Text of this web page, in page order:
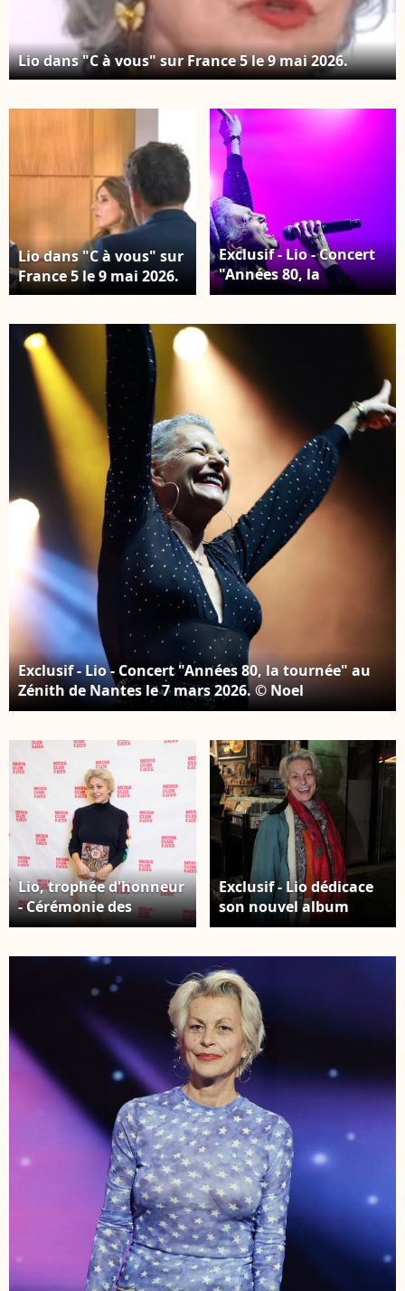
Lio dans "C à vous" sur France 5 le 9 mai 2026.
Lio dans "C à vous" sur
France 5 le 9 mai 2026.
Exclusif - Lio - Concert
"Années 80, la
tournée" au Zénith de
Carrier/Bestimage
Exclusif - Lio - Concert "Années 80, la tournée" au
Zénith de Nantes le 7 mars 2026. © Noel
Carrier/Bestimage
Lio, trophée d'honneur
- Cérémonie des
Trophées
dans les salons de
l'Hôtel de Lassay le 4
février 2026. © Anne-
Sophie Guebey /
Bestimage
Exclusif - Lio dédicace
son nouvel album
vinyle "Geoid Party In
Lucky records à Paris le
15 décembre 2025. ©
Philippe
Baldini/Bestimage